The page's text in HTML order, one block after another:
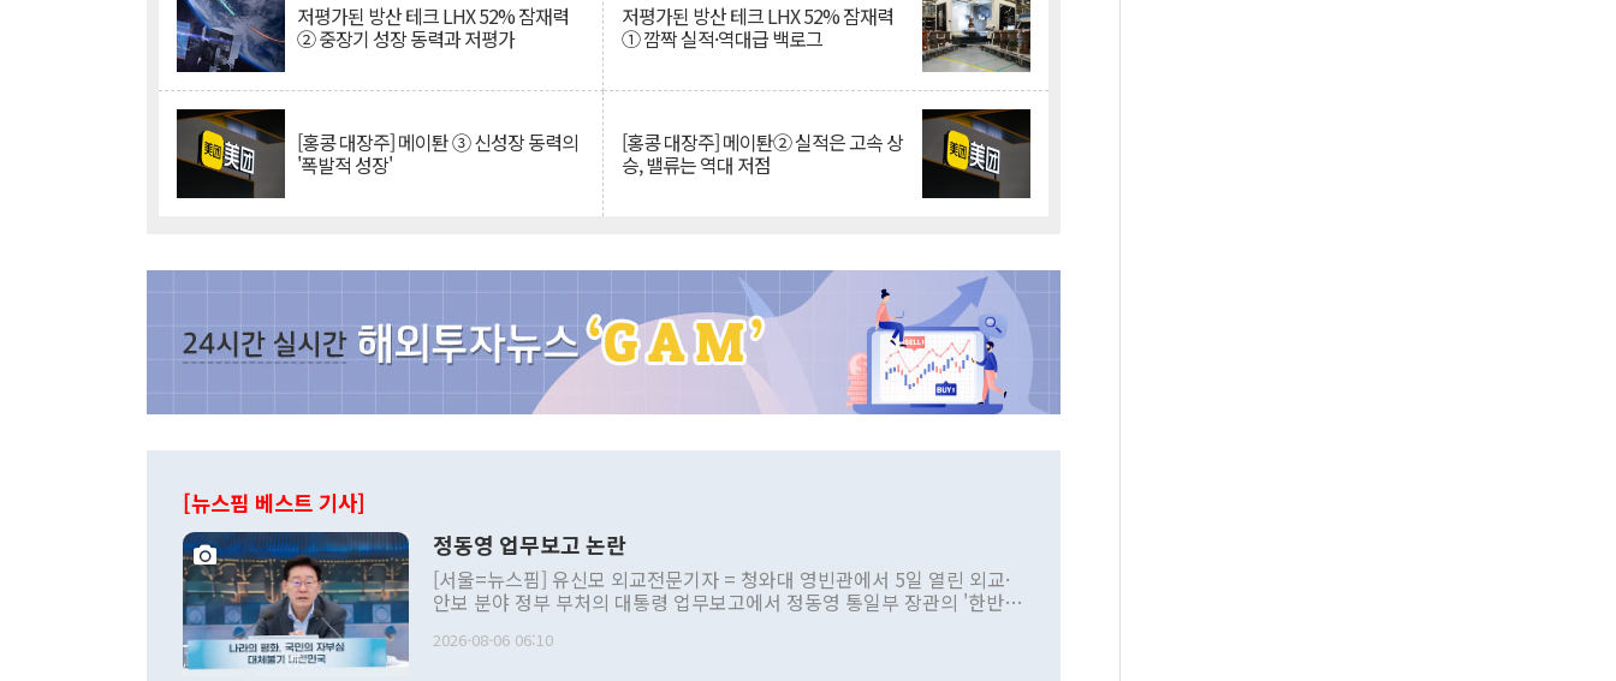
저평가된 방산 테크 LHX 52% 잠재력
② 중장기 성장 동력과 저평가
저평가된 방산 테크 LHX 52% 잠재력
① 깜짝 실적·역대급 백로그
[홍콩 대장주] 메이퇀 ③ 신성장 동력의
'폭발적 성장'
[홍콩 대장주] 메이퇀② 실적은 고속 상
승, 밸류는 역대 저점
[뉴스핌 베스트 기사]
정동영 업무보고 논란
[서울=뉴스핌] 유신모 외교전문기자 = 청와대 영빈관에서 5일 열린 외교·
안보 분야 정부 부처의 대통령 업무보고에서 정동영 통일부 장관의 '한반도
발언 중에는 정부 내 조율을 거치지 않은 사안을 정책으로 추진하겠다고 공
2026-08-06 06:10